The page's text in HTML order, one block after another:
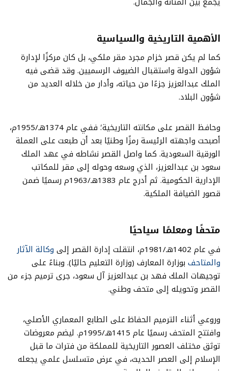
الأهمية التاريخية والسياسية
كما لم يكن قصر خزام مجرد مقر ملكي، بل كان مركزًا لإدارة
شؤون الدولة واستقبال الضيوف الرسميين. وقد قضى فيه
الملك عبدالعزيز جزءًا من حياته، وأدار من خلاله العديد من
شؤون البلاد.
وحافظ القصر على مكانته التاريخية؛ ففي عام 1374هـ/1955م،
أصبحت واجهته الرئيسة رمزًا وطنيًا بعد أن طبعت على العملة
الورقية السعودية. كما واصل القصر نشاطه في عهد الملك
سعود بن عبدالعزيز، الذي وسعه وحوله إلى مقر للمكاتب
الإدارية الحكومية. ثم أدرج عام 1383هـ/1963م رسميًا ضمن
قصور الضيافة الملكية.
متحفًا ومعلمًا سياحيًا
في عام 1402هـ/1981م، انتقلت إدارة القصر إلى
وكالة الآثار
والمتاحف بوزارة المعارف (وزارة التعليم حاليًا). وبناءً على
توجيهات الملك فهد بن عبدالعزيز آل سعود، جرى ترميم جزء من
القصر وتحويله إلى متحف وطني.
وروعي أثناء الترميم الحفاظ على الطابع المعماري الأصلي،
وافتتح المتحف رسميًا عام 1415هـ/1995م. ليضم معروضات
توثق مختلف العصور التاريخية للمملكة من فترات ما قبل
الإسلام إلى العصر الحديث، في عرض متسلسل علمي يجعله